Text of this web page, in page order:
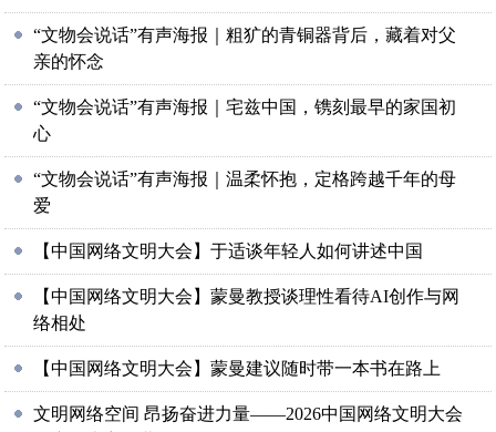
“文物会说话”有声海报｜粗犷的青铜器背后，藏着对父
亲的怀念
“文物会说话”有声海报｜宅兹中国，镌刻最早的家国初
心
“文物会说话”有声海报｜温柔怀抱，定格跨越千年的母
爱
【中国网络文明大会】于适谈年轻人如何讲述中国
【中国网络文明大会】蒙曼教授谈理性看待AI创作与网
络相处
【中国网络文明大会】蒙曼建议随时带一本书在路上
文明网络空间 昂扬奋进力量——2026中国网络文明大会